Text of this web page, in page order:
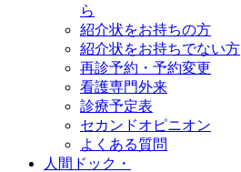
ら
紹介状をお持ちの方
紹介状をお持ちでない方
再診予約・予約変更
看護専門外来
診療予定表
セカンドオピニオン
よくある質問
人間ドック・